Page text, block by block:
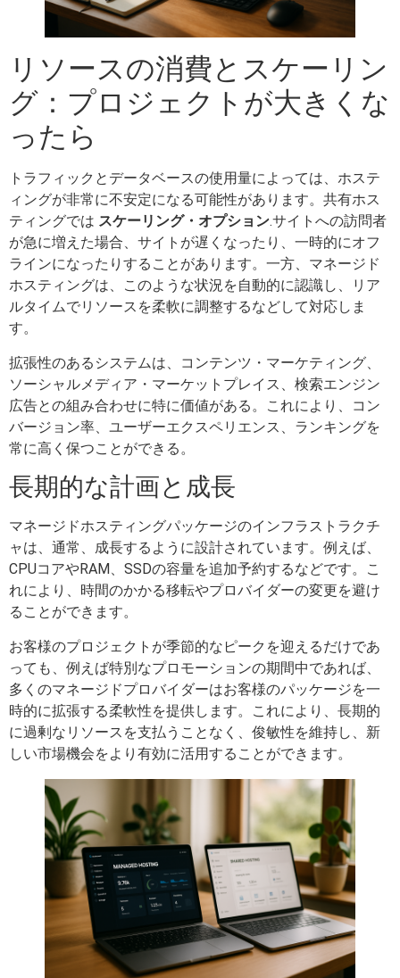
リソースの消費とスケーリン
グ：プロジェクトが大きくな
ったら
トラフィックとデータベースの使用量によっては、ホステ
ィングが非常に不安定になる可能性があります。共有ホス
ティングでは スケーリング・オプション.サイトへの訪問者
が急に増えた場合、サイトが遅くなったり、一時的にオフ
ラインになったりすることがあります。一方、マネージド
ホスティングは、このような状況を自動的に認識し、リア
ルタイムでリソースを柔軟に調整するなどして対応しま
す。
拡張性のあるシステムは、コンテンツ・マーケティング、
ソーシャルメディア・マーケットプレイス、検索エンジン
広告との組み合わせに特に価値がある。これにより、コン
バージョン率、ユーザーエクスペリエンス、ランキングを
常に高く保つことができる。
長期的な計画と成長
マネージドホスティングパッケージのインフラストラクチ
ャは、通常、成長するように設計されています。例えば、
CPUコアやRAM、SSDの容量を追加予約するなどです。こ
れにより、時間のかかる移転やプロバイダーの変更を避け
ることができます。
お客様のプロジェクトが季節的なピークを迎えるだけであ
っても、例えば特別なプロモーションの期間中であれば、
多くのマネージドプロバイダーはお客様のパッケージを一
時的に拡張する柔軟性を提供します。これにより、長期的
に過剰なリソースを支払うことなく、俊敏性を維持し、新
しい市場機会をより有効に活用することができます。